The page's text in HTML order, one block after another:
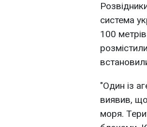
система
100
"Один із
виявив, що
моря.